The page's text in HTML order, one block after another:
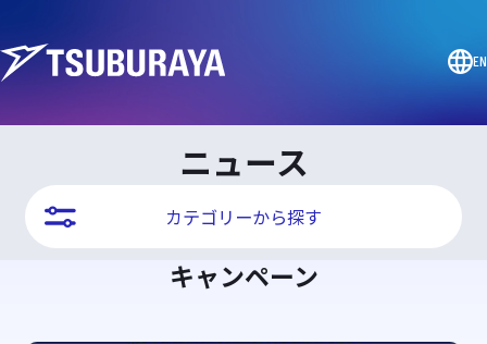
EN
ニュース
カテゴリーから探す
キャンペーン